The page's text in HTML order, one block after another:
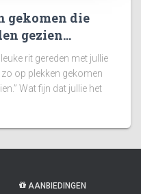
gekomen die
gezien…
rit gereden met jullie
op plekken gekomen
Wat fijn dat jullie het
AANBIEDINGEN